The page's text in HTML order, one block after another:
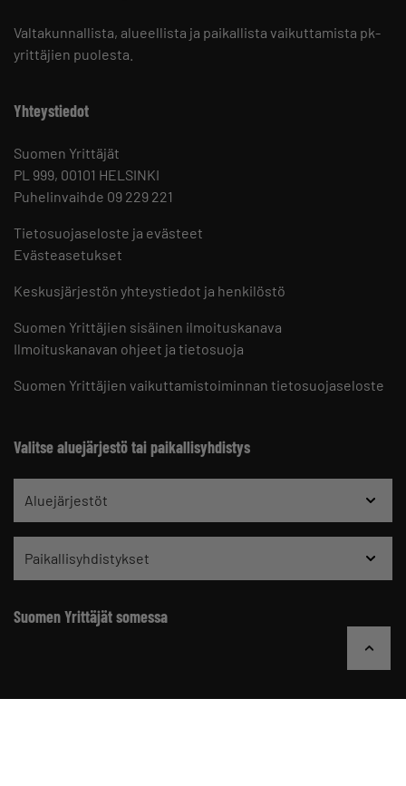
Valtakunnallista, alueellista ja paikallista vaikuttamista pk-
yrittäjien puolesta.
Yhteystiedot
Suomen Yrittäjät
PL 999, 00101 HELSINKI
Puhelinvaihde 09 229 221
Tietosuojaseloste ja evästeet
Evästeasetukset
Keskusjärjestön yhteystiedot ja henkilöstö
Suomen Yrittäjien sisäinen ilmoituskanava
Ilmoituskanavan ohjeet ja tietosuoja
Suomen Yrittäjien vaikuttamistoiminnan tietosuojaseloste
Valitse aluejärjestö tai paikallisyhdistys
Aluejärjestöt
Paikallisyhdistykset
Suomen Yrittäjät somessa